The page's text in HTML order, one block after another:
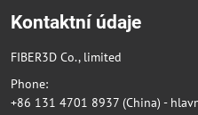
Kontaktní údaje
FIBER3D Co., limited
Phone:
+86 131 4701 8937 (China) -